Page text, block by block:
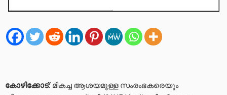
കോഴിക്കോട്: മികച്ച ആശയമുള്ള സംരംഭകരെയും